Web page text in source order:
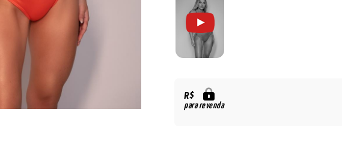
R$
para revenda